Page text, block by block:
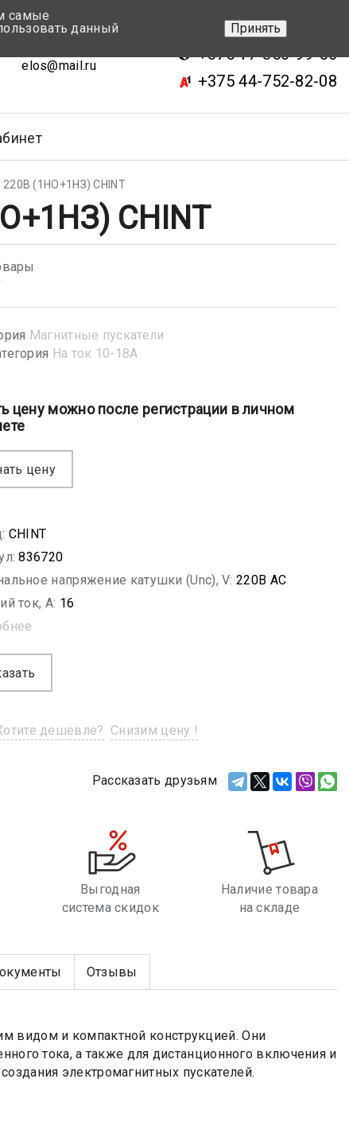
elos@mail.ru
+375 17-343-46-70
+375 17-350-99-56
+375 44-752-82-08
220В (1НО+1НЗ) CHINT
CHINT
Магнитные пускатели
На ток 10-18А
цену можно после регистрации в личном
цену
CHINT
836720
напряжение катушки (Unc), V: 220В АС
ток, A: 16
дешевле? Снизим цену !
Рассказать друзьям
Выгодная
система скидок
Наличие товара
на складе
Отзывы
видом и компактной конструкцией. Они
тока, а также для дистанционного включения и
электромагнитных пускателей.
самые
данный
Принять